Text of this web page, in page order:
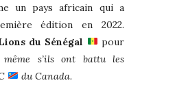
un pays africain qui a
édition en 2022.
du Sénégal
pour
s’ils ont battu les
du Canada.